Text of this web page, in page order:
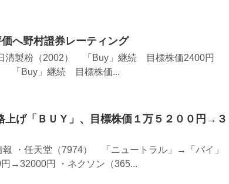
へ野村證券レーティング
清製粉（2002） 「Buy」継続 目標株価2400円
「Buy」継続 目標株価...
上げ「ＢＵＹ」、目標株価１万５２００円→３
報 ・任天堂（7974） 「ニュートラル」→「バイ」
→32000円 ・ネクソン（365...